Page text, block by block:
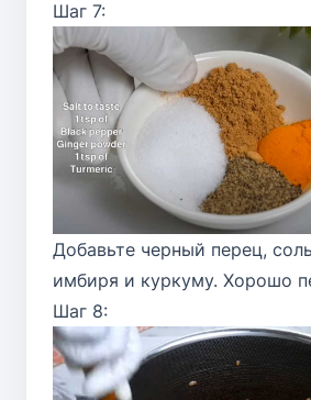
Шаг 7:
Добавьте черный перец,
имбиря и куркуму. Хорошо
Шаг 8: